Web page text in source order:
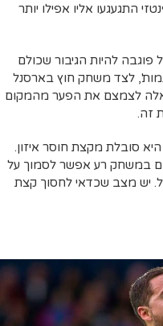
התגעגעו אליו אפילו יותר
פוגבה להיות הגיבור שכולם
לצד משחק חוץ בארסנל
האלה לצמצם את הפער מהמקום
זה.
סובלת מקצת חוסר איזון.
אם במשחק רע אפשר לסמוך על
יש מצב שכדאי לחסוך קצת